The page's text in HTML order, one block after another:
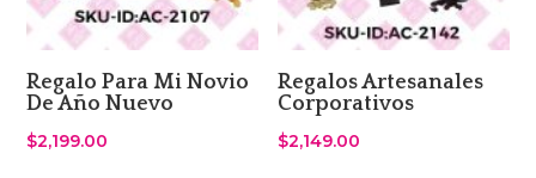
Regalo Para Mi Novio
De Año Nuevo
$2,199.00
Regalos Artesanales
Corporativos
$2,149.00